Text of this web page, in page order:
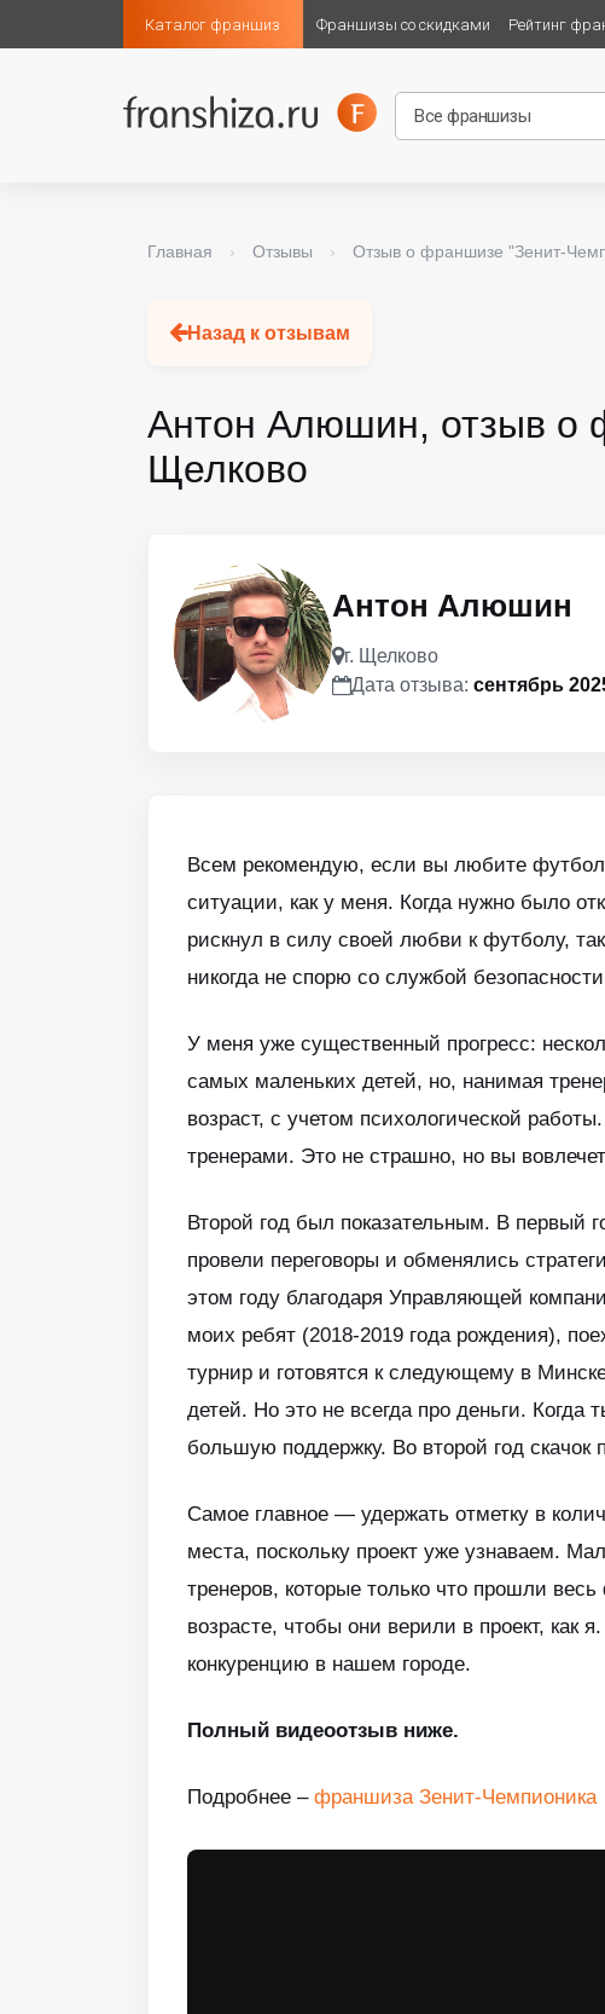
Каталог франшиз Франшизы со скидками Рейтинг
Главная › Отзывы › Отзыв о франшизе "Зенит-
Назад к отзывам
Антон Алюшин, отзыв о
Щелково
Антон Алюшин
г. Щелково
Дата отзыва: сентябрь
Всем рекомендую, если вы любите
ситуации, как у меня. Когда нужно было
рискнул в силу своей любви к футболу,
никогда не спорю со службой
У меня уже существенный прогресс:
самых маленьких детей, но, нанимая
возраст, с учетом психологической
тренерами. Это не страшно, но вы
Второй год был показательным. В первый
провели переговоры и обменялись
этом году благодаря Управляющей
моих ребят (2018-2019 года рождения),
турнир и готовятся к следующему в
детей. Но это не всегда про деньги.
большую поддержку. Во второй год
Самое главное — удержать отметку в
места, поскольку проект уже узнаваем.
тренеров, которые только что прошли
возрасте, чтобы они верили в проект, как
конкуренцию в нашем городе.
Полный видеоотзыв ниже.
Подробнее – франшиза Зенит-Чемпионика